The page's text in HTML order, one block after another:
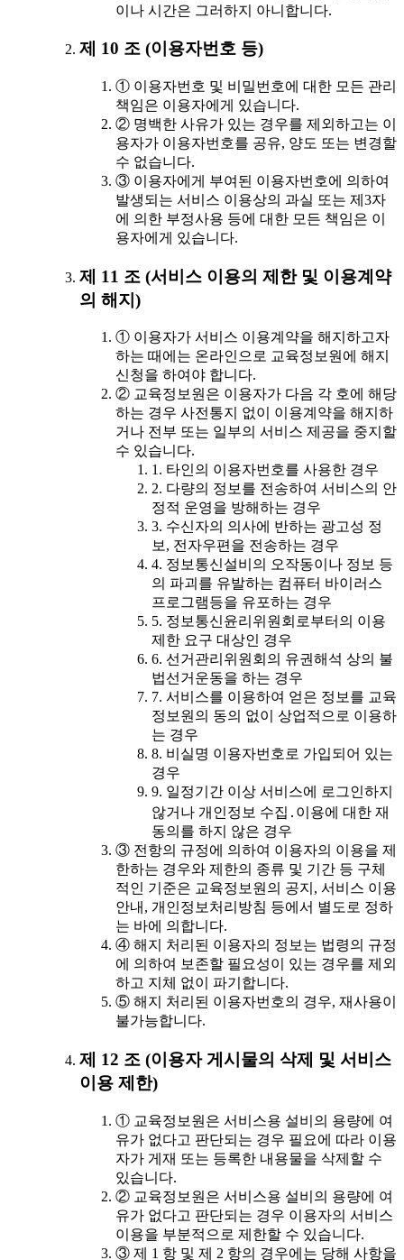
이나 시간은 그러하지 아니합니다.
제 10 조 (이용자번호 등)
① 이용자번호 및 비밀번호에 대한 모든 관리
책임은 이용자에게 있습니다.
② 명백한 사유가 있는 경우를 제외하고는 이
용자가 이용자번호를 공유, 양도 또는 변경할
수 없습니다.
③ 이용자에게 부여된 이용자번호에 의하여
발생되는 서비스 이용상의 과실 또는 제3자
에 의한 부정사용 등에 대한 모든 책임은 이
용자에게 있습니다.
제 11 조 (서비스 이용의 제한 및 이용계약
의 해지)
① 이용자가 서비스 이용계약을 해지하고자
하는 때에는 온라인으로 교육정보원에 해지
신청을 하여야 합니다.
② 교육정보원은 이용자가 다음 각 호에 해당
하는 경우 사전통지 없이 이용계약을 해지하
거나 전부 또는 일부의 서비스 제공을 중지할
수 있습니다.
1. 타인의 이용자번호를 사용한 경우
2. 다량의 정보를 전송하여 서비스의 안
정적 운영을 방해하는 경우
3. 수신자의 의사에 반하는 광고성 정
보, 전자우편을 전송하는 경우
4. 정보통신설비의 오작동이나 정보 등
의 파괴를 유발하는 컴퓨터 바이러스
프로그램등을 유포하는 경우
5. 정보통신윤리위원회로부터의 이용
제한 요구 대상인 경우
6. 선거관리위원회의 유권해석 상의 불
법선거운동을 하는 경우
7. 서비스를 이용하여 얻은 정보를 교육
정보원의 동의 없이 상업적으로 이용하
는 경우
8. 비실명 이용자번호로 가입되어 있는
경우
9. 일정기간 이상 서비스에 로그인하지
않거나 개인정보 수집․이용에 대한 재
동의를 하지 않은 경우
③ 전항의 규정에 의하여 이용자의 이용을 제
한하는 경우와 제한의 종류 및 기간 등 구체
적인 기준은 교육정보원의 공지, 서비스 이용
안내, 개인정보처리방침 등에서 별도로 정하
는 바에 의합니다.
④ 해지 처리된 이용자의 정보는 법령의 규정
에 의하여 보존할 필요성이 있는 경우를 제외
하고 지체 없이 파기합니다.
⑤ 해지 처리된 이용자번호의 경우, 재사용이
불가능합니다.
제 12 조 (이용자 게시물의 삭제 및 서비스
이용 제한)
① 교육정보원은 서비스용 설비의 용량에 여
유가 없다고 판단되는 경우 필요에 따라 이용
자가 게재 또는 등록한 내용물을 삭제할 수
있습니다.
② 교육정보원은 서비스용 설비의 용량에 여
유가 없다고 판단되는 경우 이용자의 서비스
이용을 부분적으로 제한할 수 있습니다.
③ 제 1 항 및 제 2 항의 경우에는 당해 사항을